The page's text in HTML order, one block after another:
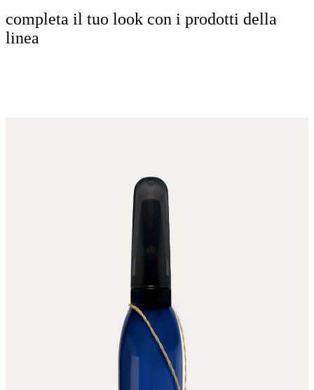
completa il tuo look con i prodotti della
linea